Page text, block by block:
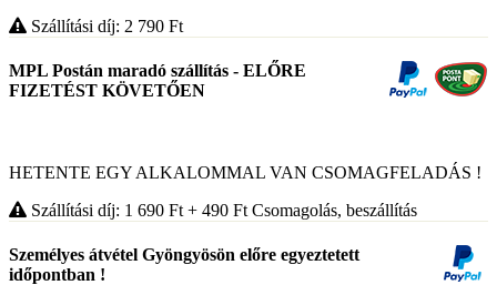
Szállítási díj: 2 790 Ft
MPL Postán maradó szállítás - ELŐRE
FIZETÉST KÖVETŐEN
HETENTE EGY ALKALOMMAL VAN CSOMAGFELADÁS !
Szállítási díj: 1 690 Ft + 490 Ft Csomagolás, beszállítás
Személyes átvétel Gyöngyösön előre egyeztetett
időpontban !